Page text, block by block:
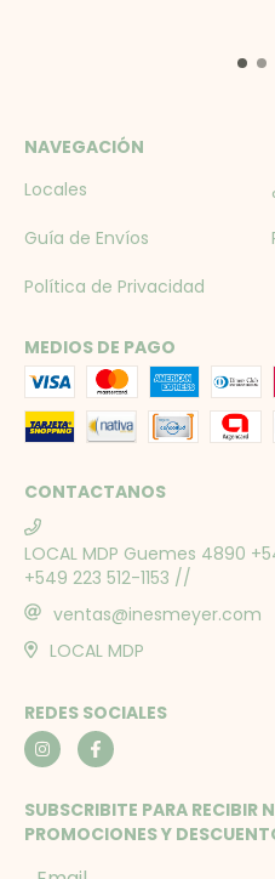
NAVEGACIÓN
Locales
Guía de Envíos
Política de Privacidad
MEDIOS DE PAGO
CONTACTANOS
LOCAL MDP Guemes 4890
+549 223 512-1153 //
ventas@inesmeyer.com
LOCAL MDP
REDES SOCIALES
SUBSCRIBITE PARA RECIBIR
PROMOCIONES Y